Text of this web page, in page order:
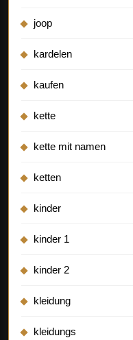
joop
kardelen
kaufen
kette
kette mit namen
ketten
kinder
kinder 1
kinder 2
kleidung
kleidungs